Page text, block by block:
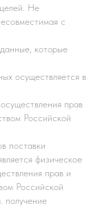
Не
с
которые
осуществляется в
прав
Российской
поставки
физическое
прав и
Российской
получение